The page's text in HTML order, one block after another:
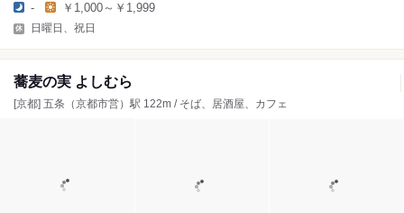
- ￥1,000～￥1,999
日曜日、祝日
蕎麦の実 よしむら
[京都] 五条（京都市営）駅 122m / そば、居酒屋、カフェ